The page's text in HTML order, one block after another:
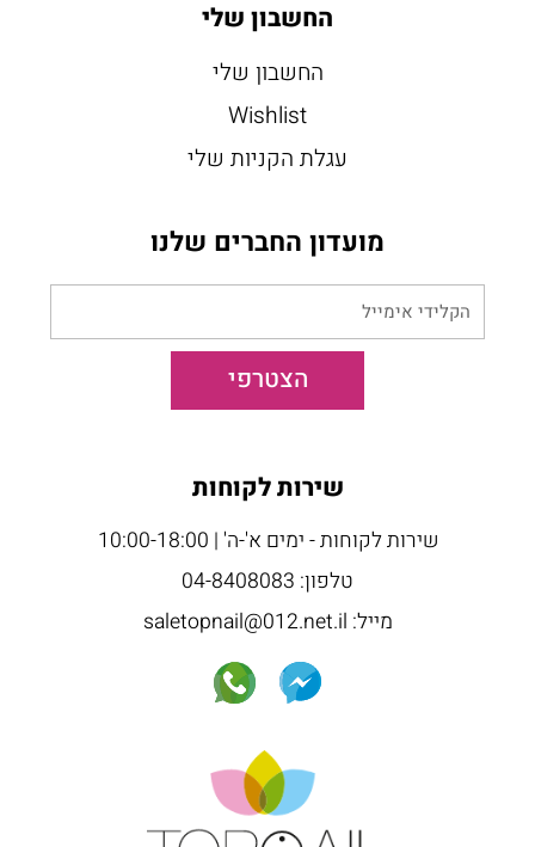
החשבון שלי
החשבון שלי
Wishlist
עגלת הקניות שלי
מועדון החברים שלנו
הקלידי
אימייל
הצטרפי
שירות לקוחות
שירות לקוחות - ימים א'-ה' | 10:00-18:00
טלפון: 04-8408083
מייל: saletopnail@012.net.il